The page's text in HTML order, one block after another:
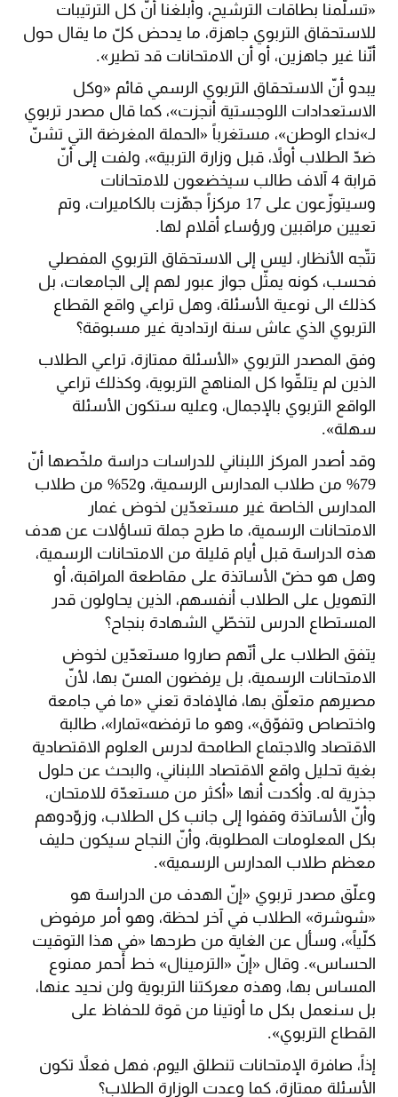
«تسلّمنا بطاقات الترشيح، وأبلغنا أنّ كل الترتيبات
للاستحقاق التربوي جاهزة، ما يدحض كلّ ما يقال حول
أنّنا غير جاهزين، أو أن الامتحانات قد تطير».
يبدو أنّ الاستحقاق التربوي الرسمي قائم «وكل
الاستعدادات اللوجستية أنجزت»، كما قال مصدر تربوي
لـ»نداء الوطن»، مستغرباً «الحملة المغرضة التي تشنّ
ضدّ الطلاب أولاً، قبل وزارة التربية»، ولفت إلى أنّ
قرابة 4 آلاف طالب سيخضعون للامتحانات
وسيتوزّعون على 17 مركزاً جهّزت بالكاميرات، وتم
تعيين مراقبين ورؤساء أقلام لها.
تتّجه الأنظار، ليس إلى الاستحقاق التربوي المفصلي
فحسب، كونه يمثّل جواز عبور لهم إلى الجامعات، بل
كذلك الى نوعية الأسئلة، وهل تراعي واقع القطاع
التربوي الذي عاش سنة ارتدادية غير مسبوقة؟
وفق المصدر التربوي «الأسئلة ممتازة، تراعي الطلاب
الذين لم يتلقّوا كل المناهج التربوية، وكذلك تراعي
الواقع التربوي بالإجمال، وعليه ستكون الأسئلة
سهلة».
وقد أصدر المركز اللبناني للدراسات دراسة ملخّصها أنّ
79% من طلاب المدارس الرسمية، و52% من طلاب
المدارس الخاصة غير مستعدّين لخوض غمار
الامتحانات الرسمية، ما طرح جملة تساؤلات عن هدف
هذه الدراسة قبل أيام قليلة من الامتحانات الرسمية،
وهل هو حضّ الأساتذة على مقاطعة المراقبة، أو
التهويل على الطلاب أنفسهم، الذين يحاولون قدر
المستطاع الدرس لتخطّي الشهادة بنجاح؟
يتفق الطلاب على أنّهم صاروا مستعدّين لخوض
الامتحانات الرسمية، بل يرفضون المسّ بها، لأنّ
مصيرهم متعلّق بها، فالإفادة تعني «ما في جامعة
واختصاص وتفوّق»، وهو ما ترفضه»تمارا»، طالبة
الاقتصاد والاجتماع الطامحة لدرس العلوم الاقتصادية
بغية تحليل واقع الاقتصاد اللبناني، والبحث عن حلول
جذرية له. وأكدت أنها «أكثر من مستعدّة للامتحان،
وأنّ الأساتذة وقفوا إلى جانب كل الطلاب، وزوّدوهم
بكل المعلومات المطلوبة، وأنّ النجاح سيكون حليف
معظم طلاب المدارس الرسمية».
وعلّق مصدر تربوي «إنّ الهدف من الدراسة هو
«شوشرة» الطلاب في آخر لحظة، وهو أمر مرفوض
كلّياً»، وسأل عن الغاية من طرحها «في هذا التوقيت
الحساس». وقال «إنّ «الترمينال» خط أحمر ممنوع
المساس بها، وهذه معركتنا التربوية ولن نحيد عنها،
بل سنعمل بكل ما أوتينا من قوة للحفاظ على
القطاع التربوي».
إذاً، صافرة الإمتحانات تنطلق اليوم، فهل فعلاً تكون
الأسئلة ممتازة، كما وعدت الوزارة الطلاب؟